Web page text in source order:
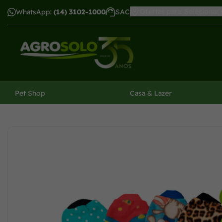
WhatsApp: (14) 3102-1000 SAC
Pet Shop Casa & Lazer
menu